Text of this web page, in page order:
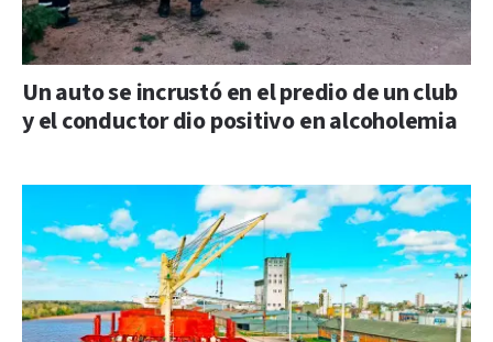
Un auto se incrustó en el predio de un club
y el conductor dio positivo en alcoholemia